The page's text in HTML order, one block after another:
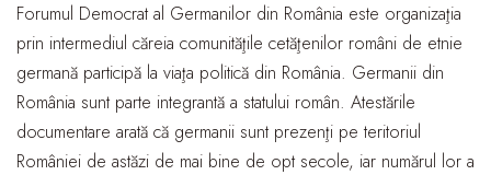
Forumul Democrat al Germanilor din România este organizaţia
prin intermediul căreia comunităţile cetăţenilor români de etnie
germană participă la viaţa politică din România. Germanii din
România sunt parte integrantă a statului român. Atestările
documentare arată că germanii sunt prezenţi pe teritoriul
României de astăzi de mai bine de opt secole, iar numărul lor a